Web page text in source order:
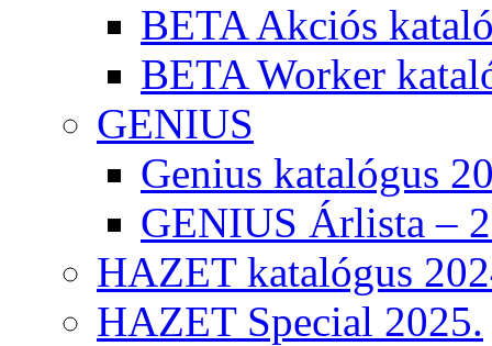
BETA Akciós
BETA Worker
GENIUS
Genius katalógus
GENIUS Árlista –
HAZET katalógus
HAZET Special 2025.